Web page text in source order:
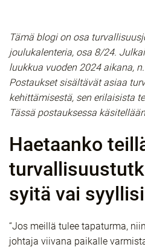
Tämä blogi on osa
joulukalenteria, osa 8/24.
luukkua vuoden 2024 aikana,
Postaukset sisältävät asiaa
kehittämisestä, sen erilaisista
Tässä postauksessa
Haetaanko
syitä vai
“Jos meillä tulee tapaturma,
johtaja viivana paikalle